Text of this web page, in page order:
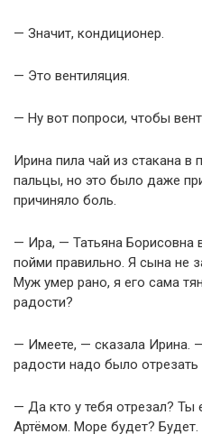
— Значит, кондиционер.
— Это вентиляция.
— Ну вот попроси, чтобы
Ирина пила чай из стакана в
пальцы, но это было даже
причиняло боль.
— Ира, — Татьяна Борисовна
пойми правильно. Я сына не
Муж умер рано, я его сама
радости?
— Имеете, — сказала Ирина.
радости надо было отрезать
— Да кто у тебя отрезал?
Артёмом. Море будет? Будет.